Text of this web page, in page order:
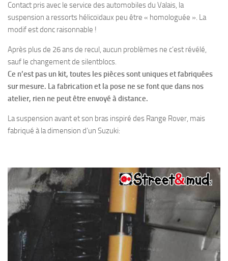
Contact pris avec le service des automobiles du Valais, la
suspension a ressorts hélicoïdaux peu être « homologuée ». La
modif est donc raisonnable !
Après plus de 26 ans de recul, aucun problèmes ne c’est révélé,
sauf le changement de silentblocs.
Ce n’est pas un kit, toutes les pièces sont uniques et fabriquées
sur mesure. La fabrication et la pose ne se font que dans nos
atelier, rien ne peut être envoyé à distance.
La suspension avant et son bras inspiré des Range Rover, mais
fabriqué à la dimension d’un Suzuki: